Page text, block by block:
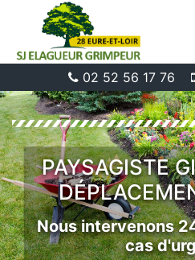
02 52 56 17 76
PAYSAGISTE
Nous intervenons
cas